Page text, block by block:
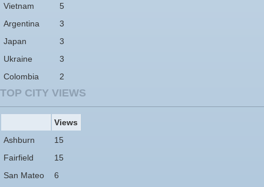
Vietnam
5
Argentina
3
Japan
3
Ukraine
3
Colombia
2
TOP CITY VIEWS
Views
Ashburn
15
Fairfield
15
San Mateo
6